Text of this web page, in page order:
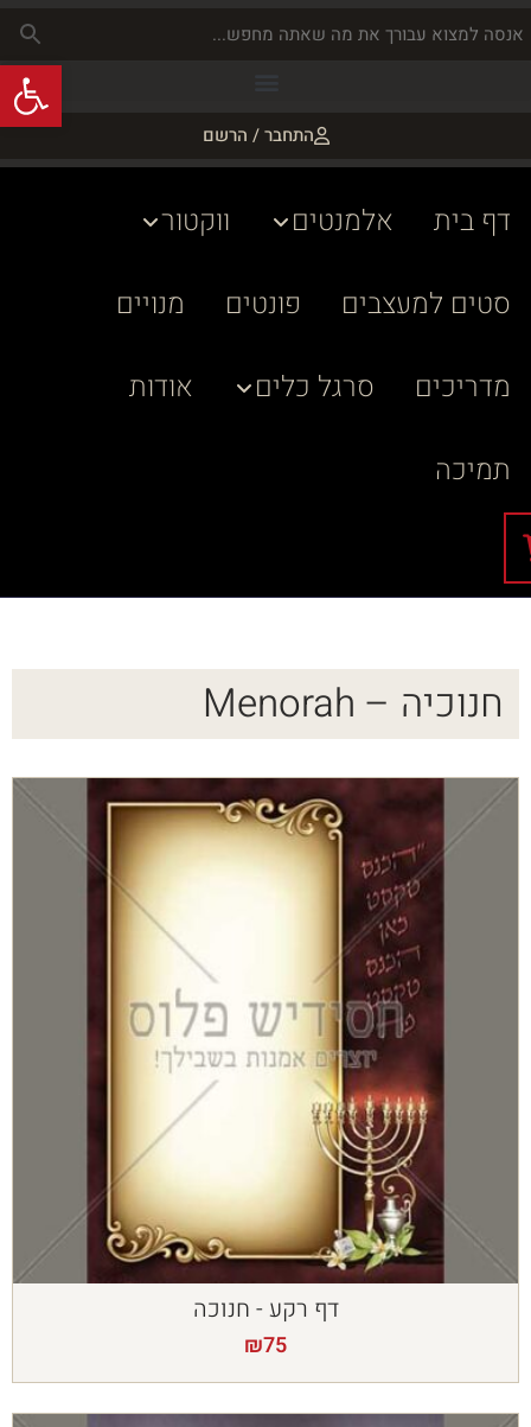
התחבר / הרשם
דף בית אלמנטים
ווקטור
סטים למעצבים
פונטים
מנויים
מדריכים
סרגל כלים
אודות
תמיכה
חנוכיה – Menorah
דף רקע - חנוכה
₪75